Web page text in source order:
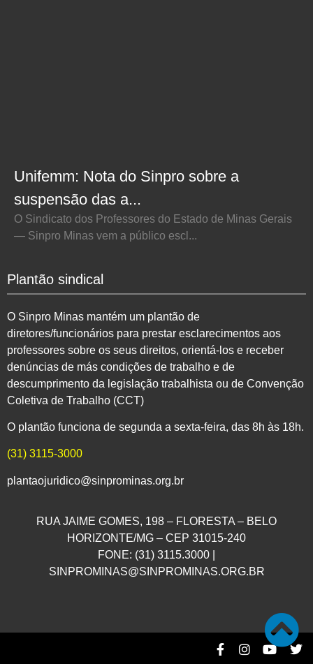
Unifemm: Nota do Sinpro sobre a
suspensão das a...
O Sindicato dos Professores do Estado de Minas Gerais
— Sinpro Minas vem a público escl...
Plantão sindical
O Sinpro Minas mantém um plantão de
diretores/funcionários para prestar esclarecimentos aos
professores sobre os seus direitos, orientá-los e receber
denúncias de más condições de trabalho e de
descumprimento da legislação trabalhista ou de Convenção
Coletiva de Trabalho (CCT)
O plantão funciona de segunda a sexta-feira, das 8h às 18h.
(31) 3115-3000
plantaojuridico@sinprominas.org.br
RUA JAIME GOMES, 198 – FLORESTA – BELO
HORIZONTE/MG – CEP 31015-240
FONE: (31) 3115.3000 |
SINPROMINAS@SINPROMINAS.ORG.BR